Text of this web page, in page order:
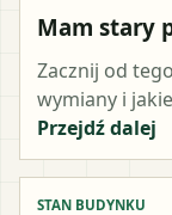
Mam stary
Zacznij od
wymiany i
Przejdź dalej
STAN BUDYNKU